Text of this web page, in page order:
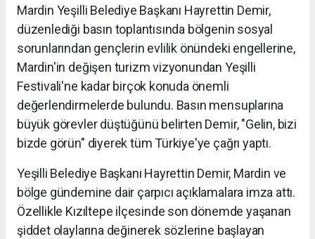
Mardin Yeşilli Belediye Başkanı Hayrettin Demir,
düzenlediği basın toplantısında bölgenin sosyal
sorunlarından gençlerin evlilik önündeki engellerine,
Mardin'in değişen turizm vizyonundan Yeşilli
Festivali'ne kadar birçok konuda önemli
değerlendirmelerde bulundu. Basın mensuplarına
büyük görevler düştüğünü belirten Demir, "Gelin, bizi
bizde görün" diyerek tüm Türkiye'ye çağrı yaptı.
Yeşilli Belediye Başkanı Hayrettin Demir, Mardin ve
bölge gündemine dair çarpıcı açıklamalara imza attı.
Özellikle Kızıltepe ilçesinde son dönemde yaşanan
şiddet olaylarına değinerek sözlerine başlayan